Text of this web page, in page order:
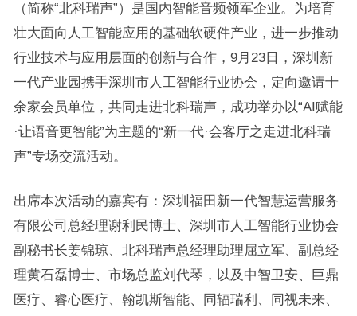
（简称“北科瑞声”）是国内智能音频领军企业。为培育
壮大面向人工智能应用的基础软硬件产业，进一步推动
行业技术与应用层面的创新与合作，9月23日，深圳新
一代产业园携手深圳市人工智能行业协会，定向邀请十
余家会员单位，共同走进北科瑞声，成功举办以“AI赋能
·让语音更智能”为主题的“新一代·会客厅之走进北科瑞
声”专场交流活动。
出席本次活动的嘉宾有：深圳福田新一代智慧运营服务
有限公司总经理谢利民博士、深圳市人工智能行业协会
副秘书长姜锦琼、北科瑞声总经理助理屈立军、副总经
理黄石磊博士、市场总监刘代琴，以及中智卫安、巨鼎
医疗、睿心医疗、翰凯斯智能、同辐瑞利、同视未来、